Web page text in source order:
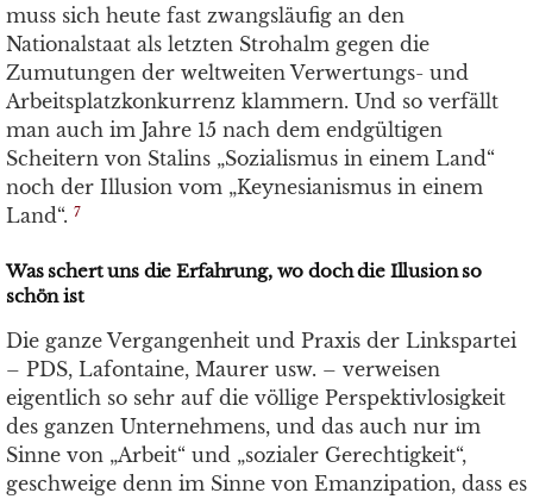
muss sich heute fast zwangsläufig an den
Nationalstaat als letzten Strohalm gegen die
Zumutungen der weltweiten Verwertungs- und
Arbeitsplatzkonkurrenz klammern. Und so verfällt
man auch im Jahre 15 nach dem endgültigen
Scheitern von Stalins „Sozialismus in einem Land“
noch der Illusion vom „Keynesianismus in einem
Land“. 7
Was schert uns die Erfahrung, wo doch die Illusion so
schön ist
Die ganze Vergangenheit und Praxis der Linkspartei
– PDS, Lafontaine, Maurer usw. – verweisen
eigentlich so sehr auf die völlige Perspektivlosigkeit
des ganzen Unternehmens, und das auch nur im
Sinne von „Arbeit“ und „sozialer Gerechtigkeit“,
geschweige denn im Sinne von Emanzipation, dass es